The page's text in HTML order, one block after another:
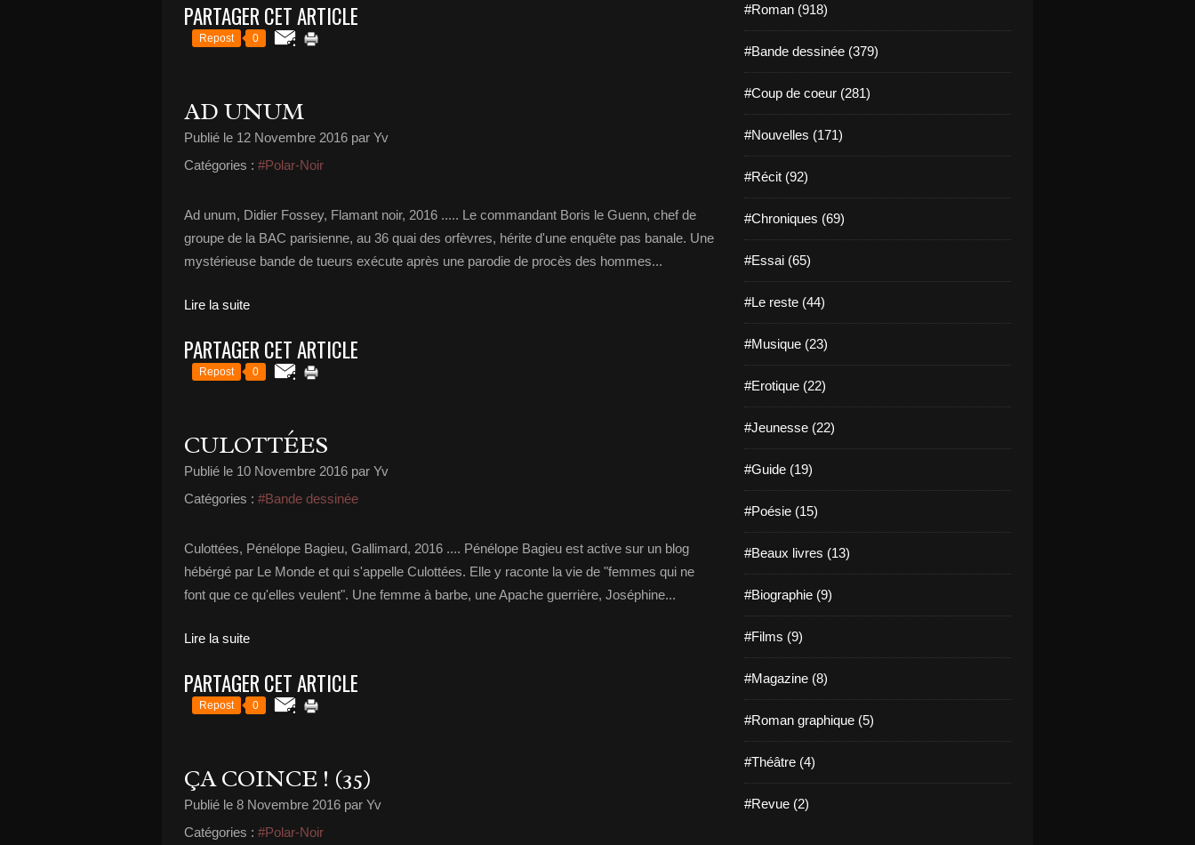
PARTAGER CET ARTICLE
Repost 0
AD UNUM
Publié le 12 Novembre 2016 par Yv
Catégories : #Polar-Noir
Ad unum, Didier Fossey, Flamant noir, 2016 ..... Le commandant Boris le Guenn, chef de
groupe de la BAC parisienne, au 36 quai des orfèvres, hérite d'une enquête pas banale. Une
mystérieuse bande de tueurs exécute après une parodie de procès des hommes...
Lire la suite
PARTAGER CET ARTICLE
Repost 0
CULOTTÉES
Publié le 10 Novembre 2016 par Yv
Catégories : #Bande dessinée
Culottées, Pénélope Bagieu, Gallimard, 2016 .... Pénélope Bagieu est active sur un blog
hébérgé par Le Monde et qui s'appelle Culottées. Elle y raconte la vie de "femmes qui ne
font que ce qu'elles veulent". Une femme à barbe, une Apache guerrière, Joséphine...
Lire la suite
PARTAGER CET ARTICLE
Repost 0
ÇA COINCE ! (35)
Publié le 8 Novembre 2016 par Yv
Catégories : #Polar-Noir
#Roman (918)
#Bande dessinée (379)
#Coup de coeur (281)
#Nouvelles (171)
#Récit (92)
#Chroniques (69)
#Essai (65)
#Le reste (44)
#Musique (23)
#Erotique (22)
#Jeunesse (22)
#Guide (19)
#Poésie (15)
#Beaux livres (13)
#Biographie (9)
#Films (9)
#Magazine (8)
#Roman graphique (5)
#Théâtre (4)
#Revue (2)